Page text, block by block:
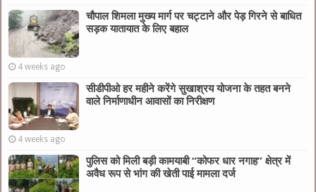
चौपाल शिमला मुख्य मार्ग पर चट्टाने और पेड़ गिरने से बाधित
सड़क यातायात के लिए बहाल
4 weeks ago
सीडीपीओ हर महीने करेंगे सुखाश्रय योजना के तहत बनने
वाले निर्माणाधीन आवासों का निरीक्षण
4 weeks ago
पुलिस को मिली बड़ी कामयाबी “कोफर धार नगाह” क्षेत्र में
अवैध रूप से भांग की खेती पाई मामला दर्ज